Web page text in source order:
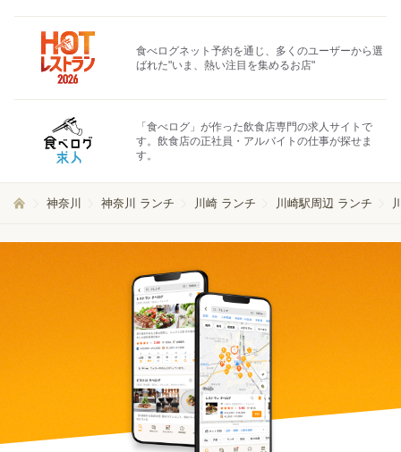
食べログネット予約を通じ、多くのユーザーから選
ばれた"いま、熱い注目を集めるお店"
「食べログ」が作った飲食店専門の求人サイトで
す。飲食店の正社員・アルバイトの仕事が探せま
す。
神奈川 神奈川 ランチ 川崎 ランチ 川崎駅周辺 ランチ